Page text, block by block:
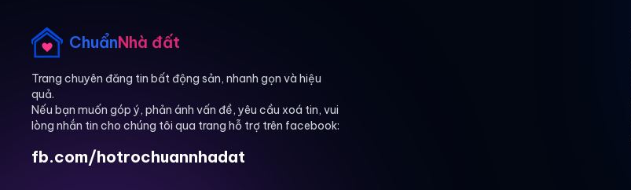
ChuẩnNhà đất
Trang chuyên đăng tin bất động sản, nhanh gọn và hiệu
quả.
Nếu bạn muốn góp ý, phản ánh vấn đề, yêu cầu xoá tin, vui
lòng nhắn tin cho chúng tôi qua trang hỗ trợ trên facebook:
fb.com/hotrochuannhadat